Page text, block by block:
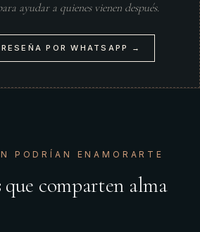
ayudar a quienes vienen después.
POR WHATSAPP →
PODRÍAN ENAMORARTE
que comparten alma